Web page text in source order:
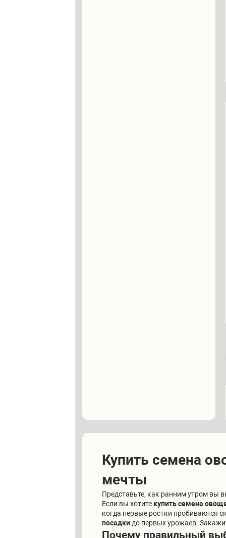
Купить семена
мечты
Представьте, как ранним утром вы
Если вы хотите купить семена
когда первые ростки пробиваются
посадки до первых урожаев.
Почему правильный